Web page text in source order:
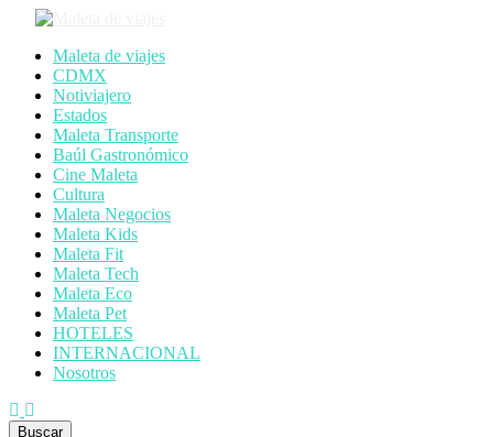
Maleta de viajes
CDMX
Notiviajero
Estados
Maleta Transporte
Baúl Gastronómico
Cine Maleta
Cultura
Maleta Negocios
Maleta Kids
Maleta Fit
Maleta Tech
Maleta Eco
Maleta Pet
HOTELES
INTERNACIONAL
Nosotros